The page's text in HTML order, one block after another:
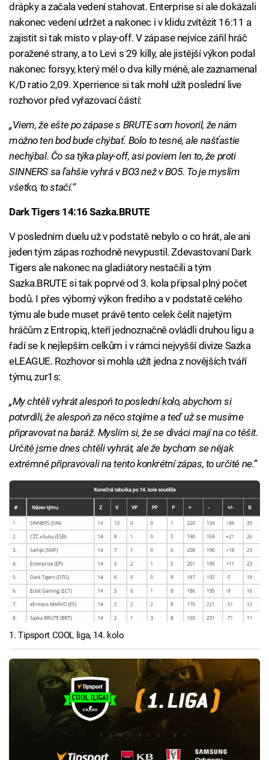
drápky a začala vedení stahovat. Enterprise si ale dokázali
nakonec vedení udržet a nakonec i v klidu zvítězit 16:11 a
zajistit si tak místo v play-off. V zápase nejvíce zářil hráč
poražené strany, a to Levi s 29 killy, ale jistější výkon podal
nakonec forsyy, který měl o dva killy méně, ale zaznamenal
K/D ratio 2,09. Xperrience si tak mohl užít poslední live
rozhovor před vyřazovací částí:
„Viem, že ešte po zápase s BRUTE som hovoril, že nám
možno ten bod bude chýbať. Bolo to tesné, ale našťastie
nechýbal. Čo sa týka play-off, asi poviem len to, že proti
SINNERS sa ľahšie vyhrá v BO3 než v BO5. To je myslím
všetko, to stačí.“
Dark Tigers 14:16 Sazka.BRUTE
V posledním duelu už v podstatě nebylo o co hrát, ale ani
jeden tým zápas rozhodně nevypustil. Zdevastovaní Dark
Tigers ale nakonec na gladiátory nestačili a tým
Sazka.BRUTE si tak poprvé od 3. kola připsal plný počet
bodů. I přes výborný výkon frediho a v podstatě celého
týmu ale bude muset právě tento celek čelit najetým
hráčům z Entropiq, kteří jednoznačně ovládli druhou ligu a
řadí se k nejlepším celkům i v rámci nejvyšší divize Sazka
eLEAGUE. Rozhovor si mohla užít jedna z novějších tváří
týmu, zur1s:
„My chtěli vyhrát alespoň to poslední kolo, abychom si
potvrdili, že alespoň za něco stojíme a teď už se musíme
připravovat na baráž. Myslím si, že se diváci mají na co těšit.
Určitě jsme dnes chtěli vyhrát, ale že bychom se nějak
extrémně připravovali na tento konkrétní zápas, to určitě ne.“
1. Tipsport COOL liga, 14. kolo